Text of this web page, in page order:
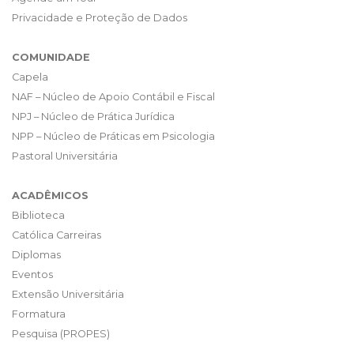
Privacidade e Proteção de Dados
COMUNIDADE
Capela
NAF – Núcleo de Apoio Contábil e Fiscal
NPJ – Núcleo de Prática Jurídica
NPP – Núcleo de Práticas em Psicologia
Pastoral Universitária
ACADÊMICOS
Biblioteca
Católica Carreiras
Diplomas
Eventos
Extensão Universitária
Formatura
Pesquisa (PROPES)